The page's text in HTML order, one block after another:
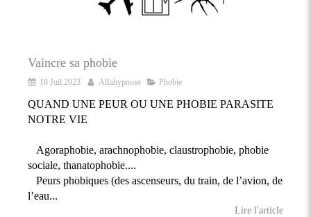
Vaincre sa phobie
18 Juil 2023 Alfahypnose Phobie
QUAND UNE PEUR OU UNE PHOBIE PARASITE
NOTRE VIE
Agoraphobie, arachnophobie, claustrophobie, phobie
sociale, thanatophobie....
Peurs phobiques (des ascenseurs, du train, de l’avion, de
l’eau...
Lire l'article